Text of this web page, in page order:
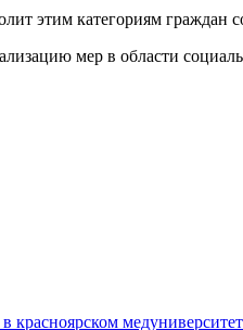
этим категориям граждан
мер в области